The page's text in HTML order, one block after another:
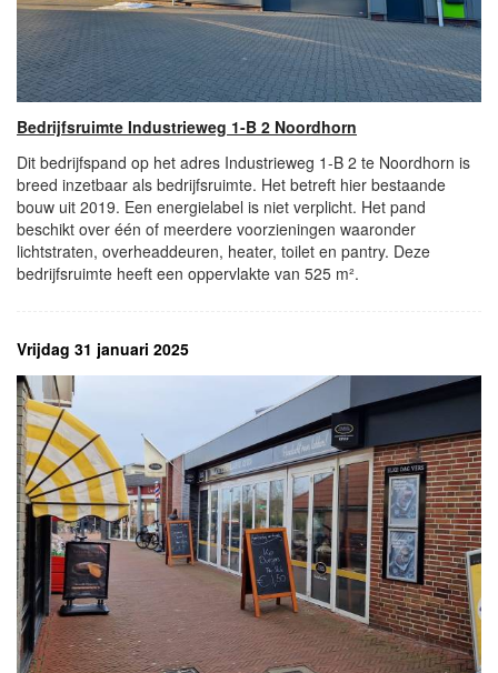
Bedrijfsruimte Industrieweg 1-B 2 Noordhorn
Dit bedrijfspand op het adres Industrieweg 1-B 2 te Noordhorn is
breed inzetbaar als bedrijfsruimte. Het betreft hier bestaande
bouw uit 2019. Een energielabel is niet verplicht. Het pand
beschikt over één of meerdere voorzieningen waaronder
lichtstraten, overheaddeuren, heater, toilet en pantry. Deze
bedrijfsruimte heeft een oppervlakte van 525 m².
Vrijdag 31 januari 2025